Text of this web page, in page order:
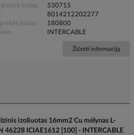
kodas
530715
8014212202277
kodas
180800
INTERCABLE
Žiūrėti informaciją
izoliuotas 16mm2 Cu mėlynas L-
46228 ICIAE1612 [100] - INTERCABLE